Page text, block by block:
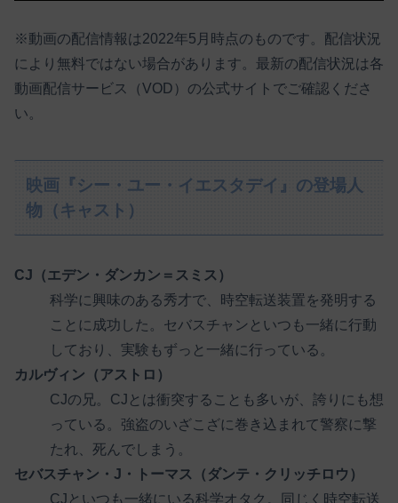
※動画の配信情報は2022年5月時点のものです。配信状況
により無料ではない場合があります。最新の配信状況は各
動画配信サービス（VOD）の公式サイトでご確認くださ
い。
映画『シー・ユー・イエスタデイ』の登場人
物（キャスト）
CJ（エデン・ダンカン＝スミス）
科学に興味のある秀才で、時空転送装置を発明する
ことに成功した。セバスチャンといつも一緒に行動
しており、実験もずっと一緒に行っている。
カルヴィン（アストロ）
CJの兄。CJとは衝突することも多いが、誇りにも想
っている。強盗のいざこざに巻き込まれて警察に撃
たれ、死んでしまう。
セバスチャン・J・トーマス（ダンテ・クリッチロウ）
CJといつも一緒にいる科学オタク。同じく時空転送